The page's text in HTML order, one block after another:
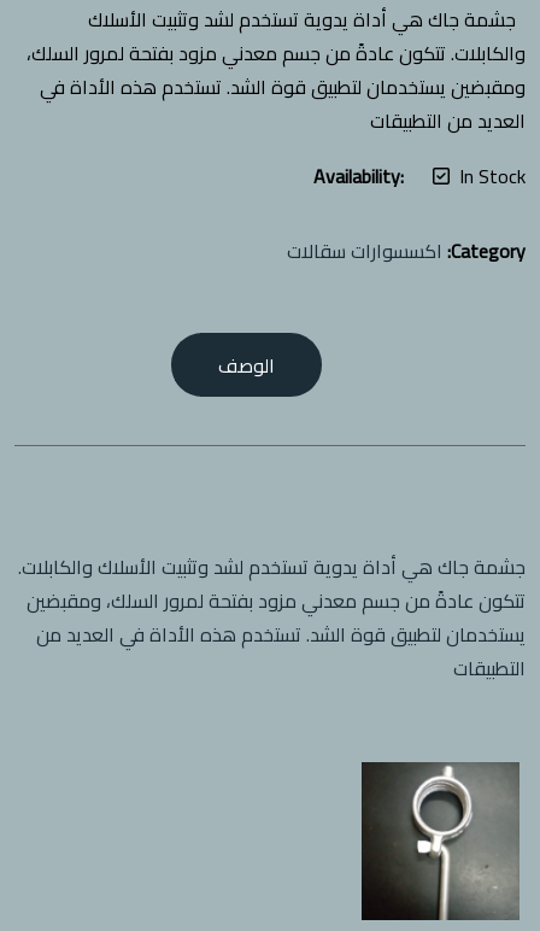
جشمة جاك هي أداة يدوية تستخدم لشد وتثبيت الأسلاك
والكابلات. تتكون عادةً من جسم معدني مزود بفتحة لمرور السلك،
ومقبضين يستخدمان لتطبيق قوة الشد. تستخدم هذه الأداة في
العديد من التطبيقات
Availability:
In Stock
Category: اكسسوارات سقالات
الوصف
جشمة جاك هي أداة يدوية تستخدم لشد وتثبيت الأسلاك والكابلات.
تتكون عادةً من جسم معدني مزود بفتحة لمرور السلك، ومقبضين
يستخدمان لتطبيق قوة الشد. تستخدم هذه الأداة في العديد من
التطبيقات